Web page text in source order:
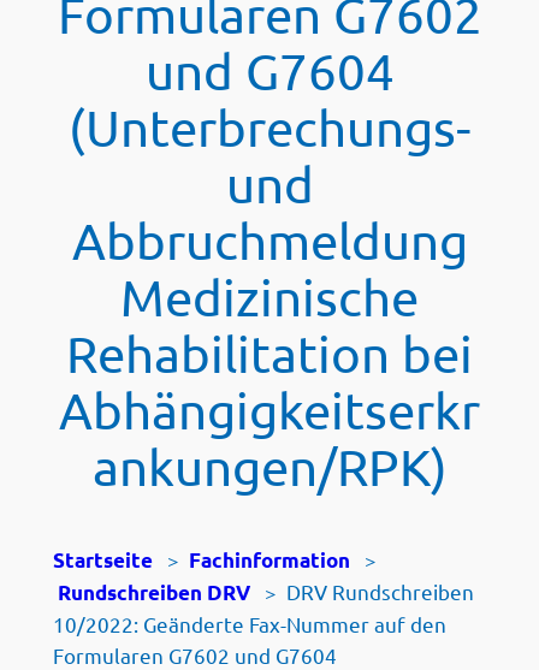
Formularen G7602
und G7604
(Unterbrechungs-
und
Abbruchmeldung
Medizinische
Rehabilitation bei
Abhängigkeitserkr
ankungen/RPK)
Startseite> Fachinformation >
Rundschreiben DRV> DRV Rundschreiben
10/2022: Geänderte Fax-Nummer auf den
Formularen G7602 und G7604